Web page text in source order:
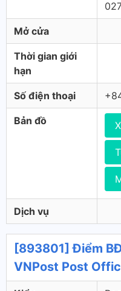
Mở cửa
Thời gian giới
hạn
Số điện thoại
Bản đồ
Dịch vụ
[893801] Điểm
VNPost Post